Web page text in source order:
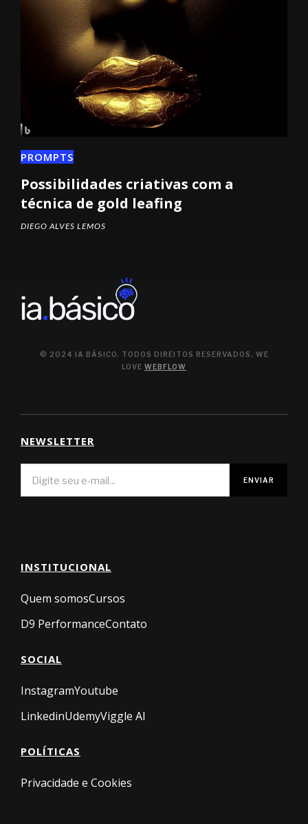
PROMPTS
Possibilidades criativas com a
técnica de gold leafing
DIEGO ALVES LEMOS
© 2024 IA BÁSICO. TODOS DIREITOS RESERVADOS. WE
LOVE WEBFLOW
NEWSLETTER
INSTITUCIONAL
Quem somosCursos
D9 PerformanceContato
SOCIAL
InstagramYoutube
LinkedinUdemyViggle AI
POLÍTICAS
Privacidade e Cookies